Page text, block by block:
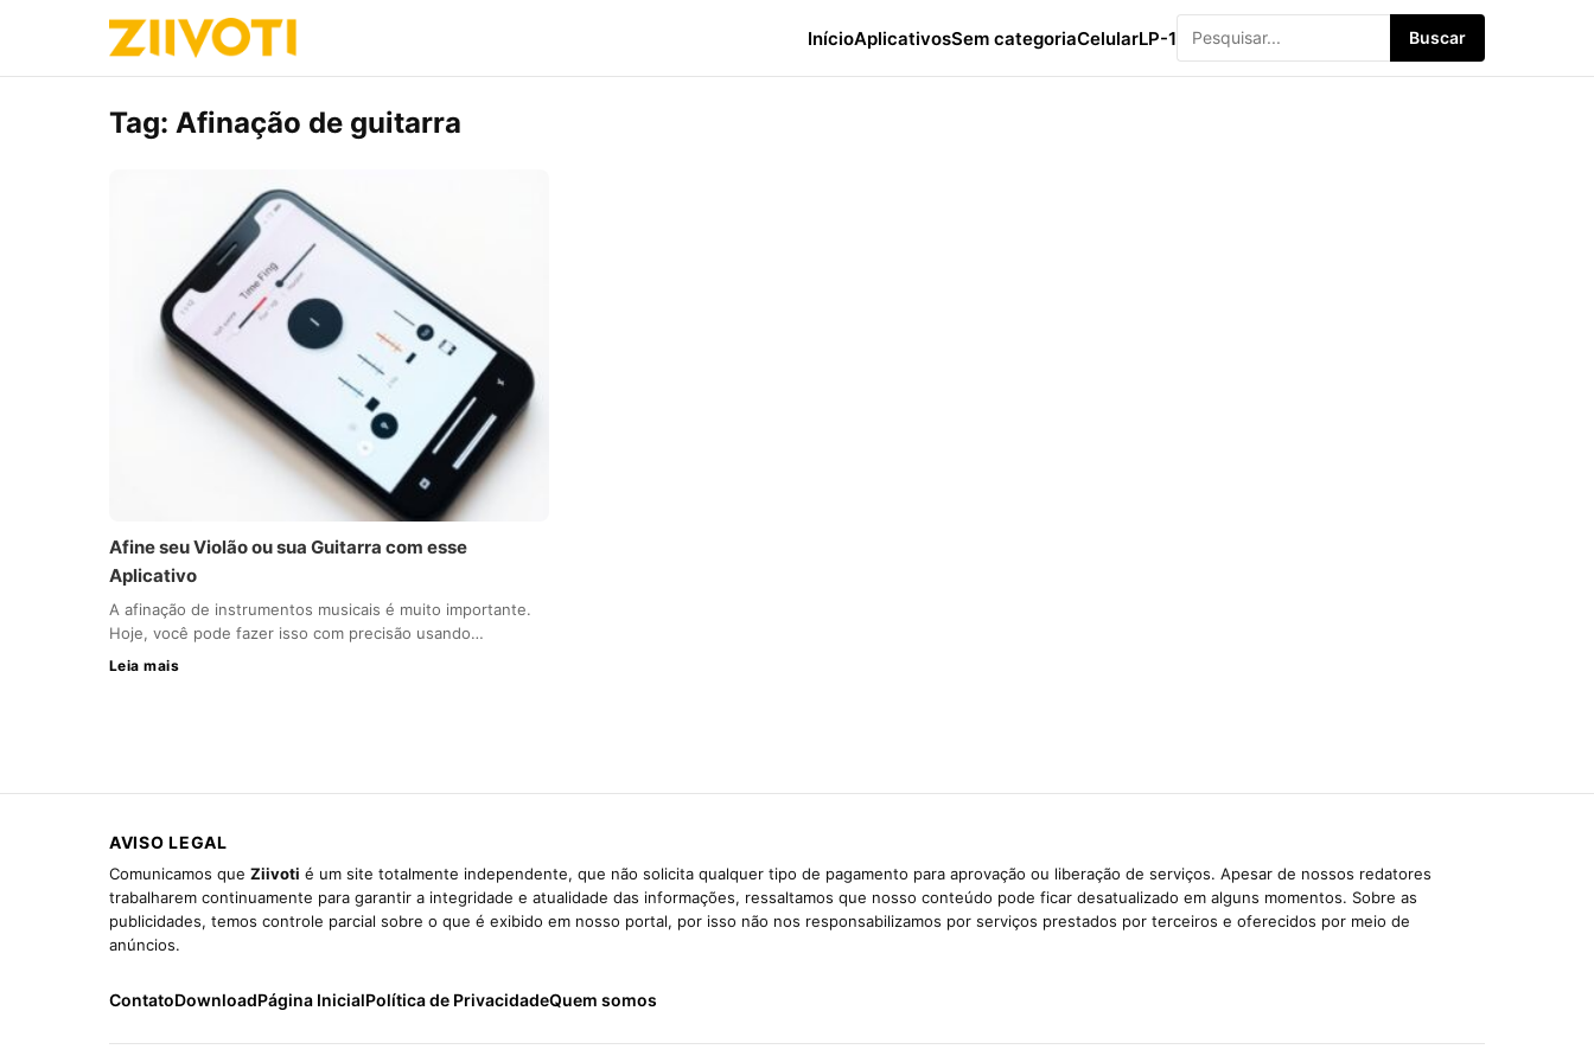
InícioAplicativosSem categoriaCelularLP-1 Buscar
Tag: Afinação de guitarra
Afine seu Violão ou sua Guitarra com esse
Aplicativo
A afinação de instrumentos musicais é muito importante.
Hoje, você pode fazer isso com precisão usando…
Leia mais
AVISO LEGAL
Comunicamos que Ziivoti é um site totalmente independente, que não solicita qualquer tipo de pagamento para aprovação ou liberação de serviços. Apesar de nossos redatores
trabalharem continuamente para garantir a integridade e atualidade das informações, ressaltamos que nosso conteúdo pode ficar desatualizado em alguns momentos. Sobre as
publicidades, temos controle parcial sobre o que é exibido em nosso portal, por isso não nos responsabilizamos por serviços prestados por terceiros e oferecidos por meio de
anúncios.
ContatoDownloadPágina InicialPolítica de PrivacidadeQuem somos